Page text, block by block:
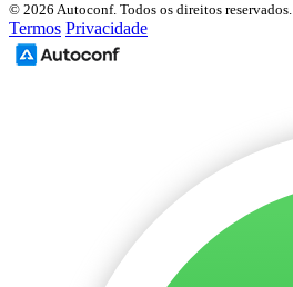
© 2026 Autoconf. Todos os direitos reservados.
Termos Privacidade